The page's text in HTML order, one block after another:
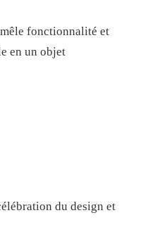
fonctionnalité et
en un objet
du design et